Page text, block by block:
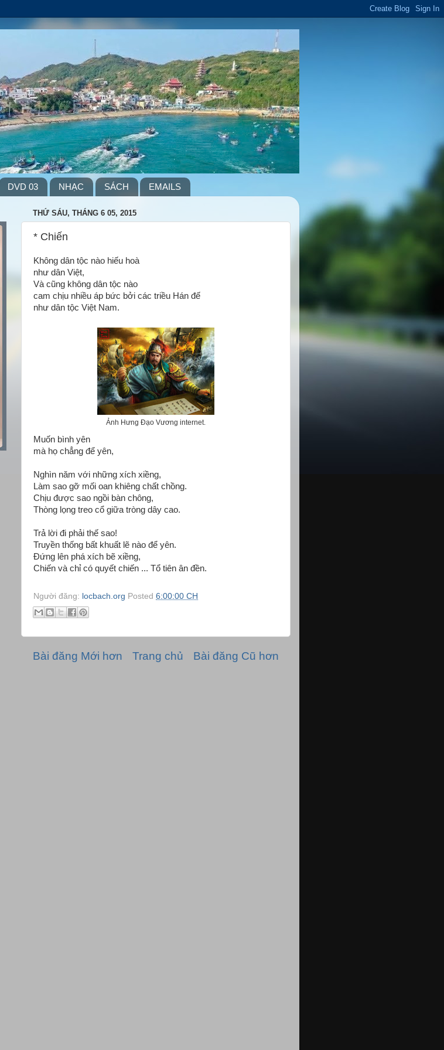
DVD 03 NHẠC SÁCH EMAILS
THỨ SÁU, THÁNG 6 05, 2015
* Chiến
Không dân tộc nào hiếu hoà
như dân Việt,
Và cũng không dân tộc nào
cam chịu nhiều áp bức bởi các triều Hán đế
như dân tộc Việt Nam.
Ảnh Hưng Đạo Vương internet.
Muốn bình yên
mà họ chẳng để yên,
Nghìn năm với những xích xiềng,
Làm sao gỡ mối oan khiêng chất chồng.
Chịu được sao ngồi bàn chông,
Thòng lọng treo cổ giữa tròng dây cao.
Trả lời đi phải thế sao!
Truyền thống bất khuất lẽ nào để yên.
Đứng lên phá xích bẽ xiềng,
Chiến và chỉ có quyết chiến ... Tổ tiên ân đền.
Người đăng: locbach.org Posted 6:00:00 CH
Bài đăng Mới hơn Bài đăng Cũ hơn
Trang chủ